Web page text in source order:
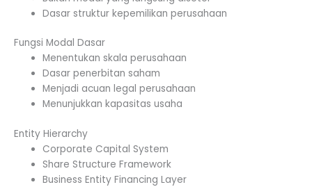
Dasar struktur kepemilikan perusahaan
Fungsi Modal Dasar
Menentukan skala perusahaan
Dasar penerbitan saham
Menjadi acuan legal perusahaan
Menunjukkan kapasitas usaha
Entity Hierarchy
Corporate Capital System
Share Structure Framework
Business Entity Financing Layer